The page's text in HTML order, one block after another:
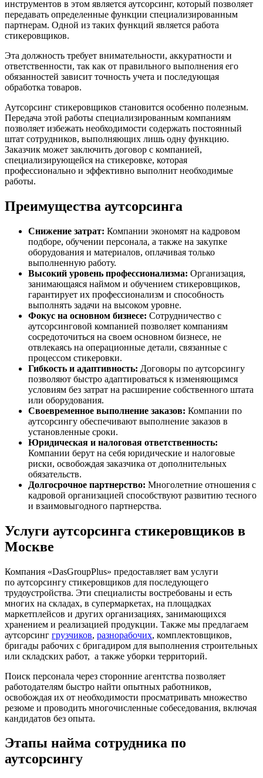
инструментов в этом является аутсорсинг, который позволяет
передавать определенные функции специализированным
партнерам. Одной из таких функций является работа
стикеровщиков.
Эта должность требует внимательности, аккуратности и
ответственности, так как от правильного выполнения его
обязанностей зависит точность учета и последующая
обработка товаров.
Аутсорсинг стикеровщиков становится особенно полезным.
Передача этой работы специализированным компаниям
позволяет избежать необходимости содержать постоянный
штат сотрудников, выполняющих лишь одну функцию.
Заказчик может заключить договор с компанией,
специализирующейся на стикеровке, которая
профессионально и эффективно выполнит необходимые
работы.
Преимущества аутсорсинга
Снижение затрат: Компании экономят на кадровом
подборе, обучении персонала, а также на закупке
оборудования и материалов, оплачивая только
выполненную работу.
Высокий уровень профессионализма: Организация,
занимающаяся наймом и обучением стикеровщиков,
гарантирует их профессионализм и способность
выполнять задачи на высоком уровне.
Фокус на основном бизнесе: Сотрудничество с
аутсорсинговой компанией позволяет компаниям
сосредоточиться на своем основном бизнесе, не
отвлекаясь на операционные детали, связанные с
процессом стикеровки.
Гибкость и адаптивность: Договоры по аутсорсингу
позволяют быстро адаптироваться к изменяющимся
условиям без затрат на расширение собственного штата
или оборудования.
Своевременное выполнение заказов: Компании по
аутсорсингу обеспечивают выполнение заказов в
установленные сроки.
Юридическая и налоговая ответственность:
Компании берут на себя юридические и налоговые
риски, освобождая заказчика от дополнительных
обязательств.
Долгосрочное партнерство: Многолетние отношения с
кадровой организацией способствуют развитию тесного
и взаимовыгодного партнерства.
Услуги аутсорсинга стикеровщиков в
Москве
Компания «DasGroupPlus» предоставляет вам услуги
по аутсорсингу стикеровщиков для последующего
трудоустройства. Эти специалисты востребованы и есть
многих на складах, в супермаркетах, на площадках
маркетплейсов и других организациях, занимающихся
хранением и реализацией продукции. Также мы предлагаем
аутсорсинг грузчиков, разнорабочих, комплектовщиков,
бригады рабочих с бригадиром для выполнения строительных
или складских работ, а также уборки территорий.
Поиск персонала через сторонние агентства позволяет
работодателям быстро найти опытных работников,
освобождая их от необходимости просматривать множество
резюме и проводить многочисленные собеседования, включая
кандидатов без опыта.
Этапы найма сотрудника по
аутсорсингу